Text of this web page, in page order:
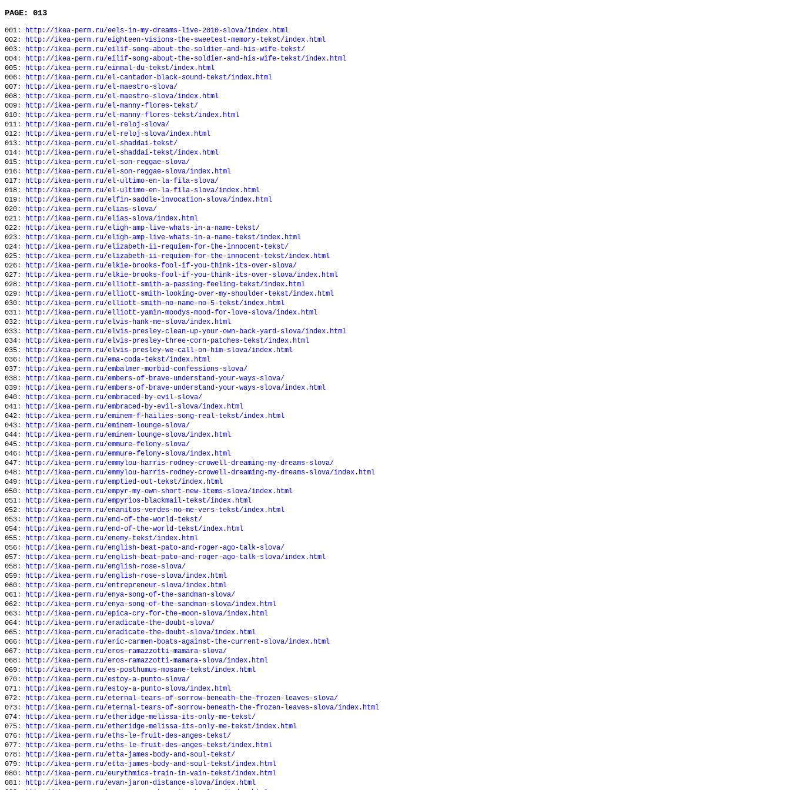
PAGE: 013
001: http://ikea-perm.ru/eels-in-my-dreams-live-2010-slova/index.html
002: http://ikea-perm.ru/eighteen-visions-the-sweetest-memory-tekst/index.html
003: http://ikea-perm.ru/eilif-song-about-the-soldier-and-his-wife-tekst/
004: http://ikea-perm.ru/eilif-song-about-the-soldier-and-his-wife-tekst/index.html
005: http://ikea-perm.ru/einmal-du-tekst/index.html
006: http://ikea-perm.ru/el-cantador-black-sound-tekst/index.html
007: http://ikea-perm.ru/el-maestro-slova/
008: http://ikea-perm.ru/el-maestro-slova/index.html
009: http://ikea-perm.ru/el-manny-flores-tekst/
010: http://ikea-perm.ru/el-manny-flores-tekst/index.html
011: http://ikea-perm.ru/el-reloj-slova/
012: http://ikea-perm.ru/el-reloj-slova/index.html
013: http://ikea-perm.ru/el-shaddai-tekst/
014: http://ikea-perm.ru/el-shaddai-tekst/index.html
015: http://ikea-perm.ru/el-son-reggae-slova/
016: http://ikea-perm.ru/el-son-reggae-slova/index.html
017: http://ikea-perm.ru/el-ultimo-en-la-fila-slova/
018: http://ikea-perm.ru/el-ultimo-en-la-fila-slova/index.html
019: http://ikea-perm.ru/elfin-saddle-invocation-slova/index.html
020: http://ikea-perm.ru/elias-slova/
021: http://ikea-perm.ru/elias-slova/index.html
022: http://ikea-perm.ru/eligh-amp-live-whats-in-a-name-tekst/
023: http://ikea-perm.ru/eligh-amp-live-whats-in-a-name-tekst/index.html
024: http://ikea-perm.ru/elizabeth-ii-requiem-for-the-innocent-tekst/
025: http://ikea-perm.ru/elizabeth-ii-requiem-for-the-innocent-tekst/index.html
026: http://ikea-perm.ru/elkie-brooks-fool-if-you-think-its-over-slova/
027: http://ikea-perm.ru/elkie-brooks-fool-if-you-think-its-over-slova/index.html
028: http://ikea-perm.ru/elliott-smith-a-passing-feeling-tekst/index.html
029: http://ikea-perm.ru/elliott-smith-looking-over-my-shoulder-tekst/index.html
030: http://ikea-perm.ru/elliott-smith-no-name-no-5-tekst/index.html
031: http://ikea-perm.ru/elliott-yamin-moodys-mood-for-love-slova/index.html
032: http://ikea-perm.ru/elvis-hank-me-slova/index.html
033: http://ikea-perm.ru/elvis-presley-clean-up-your-own-back-yard-slova/index.html
034: http://ikea-perm.ru/elvis-presley-three-corn-patches-tekst/index.html
035: http://ikea-perm.ru/elvis-presley-we-call-on-him-slova/index.html
036: http://ikea-perm.ru/ema-coda-tekst/index.html
037: http://ikea-perm.ru/embalmer-morbid-confessions-slova/
038: http://ikea-perm.ru/embers-of-brave-understand-your-ways-slova/
039: http://ikea-perm.ru/embers-of-brave-understand-your-ways-slova/index.html
040: http://ikea-perm.ru/embraced-by-evil-slova/
041: http://ikea-perm.ru/embraced-by-evil-slova/index.html
042: http://ikea-perm.ru/eminem-f-hailies-song-real-tekst/index.html
043: http://ikea-perm.ru/eminem-lounge-slova/
044: http://ikea-perm.ru/eminem-lounge-slova/index.html
045: http://ikea-perm.ru/emmure-felony-slova/
046: http://ikea-perm.ru/emmure-felony-slova/index.html
047: http://ikea-perm.ru/emmylou-harris-rodney-crowell-dreaming-my-dreams-slova/
048: http://ikea-perm.ru/emmylou-harris-rodney-crowell-dreaming-my-dreams-slova/index.html
049: http://ikea-perm.ru/emptied-out-tekst/index.html
050: http://ikea-perm.ru/empyr-my-own-short-new-items-slova/index.html
051: http://ikea-perm.ru/empyrios-blackmail-tekst/index.html
052: http://ikea-perm.ru/enanitos-verdes-no-me-vers-tekst/index.html
053: http://ikea-perm.ru/end-of-the-world-tekst/
054: http://ikea-perm.ru/end-of-the-world-tekst/index.html
055: http://ikea-perm.ru/enemy-tekst/index.html
056: http://ikea-perm.ru/english-beat-pato-and-roger-ago-talk-slova/
057: http://ikea-perm.ru/english-beat-pato-and-roger-ago-talk-slova/index.html
058: http://ikea-perm.ru/english-rose-slova/
059: http://ikea-perm.ru/english-rose-slova/index.html
060: http://ikea-perm.ru/entrepreneur-slova/index.html
061: http://ikea-perm.ru/enya-song-of-the-sandman-slova/
062: http://ikea-perm.ru/enya-song-of-the-sandman-slova/index.html
063: http://ikea-perm.ru/epica-cry-for-the-moon-slova/index.html
064: http://ikea-perm.ru/eradicate-the-doubt-slova/
065: http://ikea-perm.ru/eradicate-the-doubt-slova/index.html
066: http://ikea-perm.ru/eric-carmen-boats-against-the-current-slova/index.html
067: http://ikea-perm.ru/eros-ramazzotti-mamara-slova/
068: http://ikea-perm.ru/eros-ramazzotti-mamara-slova/index.html
069: http://ikea-perm.ru/es-posthumus-mosane-tekst/index.html
070: http://ikea-perm.ru/estoy-a-punto-slova/
071: http://ikea-perm.ru/estoy-a-punto-slova/index.html
072: http://ikea-perm.ru/eternal-tears-of-sorrow-beneath-the-frozen-leaves-slova/
073: http://ikea-perm.ru/eternal-tears-of-sorrow-beneath-the-frozen-leaves-slova/index.html
074: http://ikea-perm.ru/etheridge-melissa-its-only-me-tekst/
075: http://ikea-perm.ru/etheridge-melissa-its-only-me-tekst/index.html
076: http://ikea-perm.ru/eths-le-fruit-des-anges-tekst/
077: http://ikea-perm.ru/eths-le-fruit-des-anges-tekst/index.html
078: http://ikea-perm.ru/etta-james-body-and-soul-tekst/
079: http://ikea-perm.ru/etta-james-body-and-soul-tekst/index.html
080: http://ikea-perm.ru/eurythmics-train-in-vain-tekst/index.html
081: http://ikea-perm.ru/evan-jaron-distance-slova/index.html